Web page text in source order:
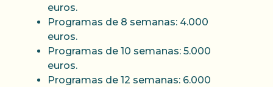
euros.
Programas de 8 semanas: 4.000
euros.
Programas de 10 semanas: 5.000
euros.
Programas de 12 semanas: 6.000